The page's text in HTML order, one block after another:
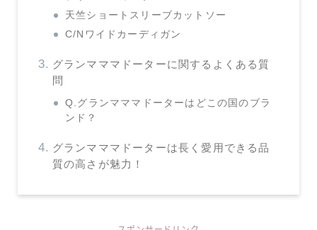
天竺ショートスリーブカットソー
C/Nワイドカーディガン
グランマママドーターに関するよくある質
問
Q.グランマママドーターはどこの国のブラ
ンド？
グランマママドーターは長く愛用できる品
質の高さが魅力！